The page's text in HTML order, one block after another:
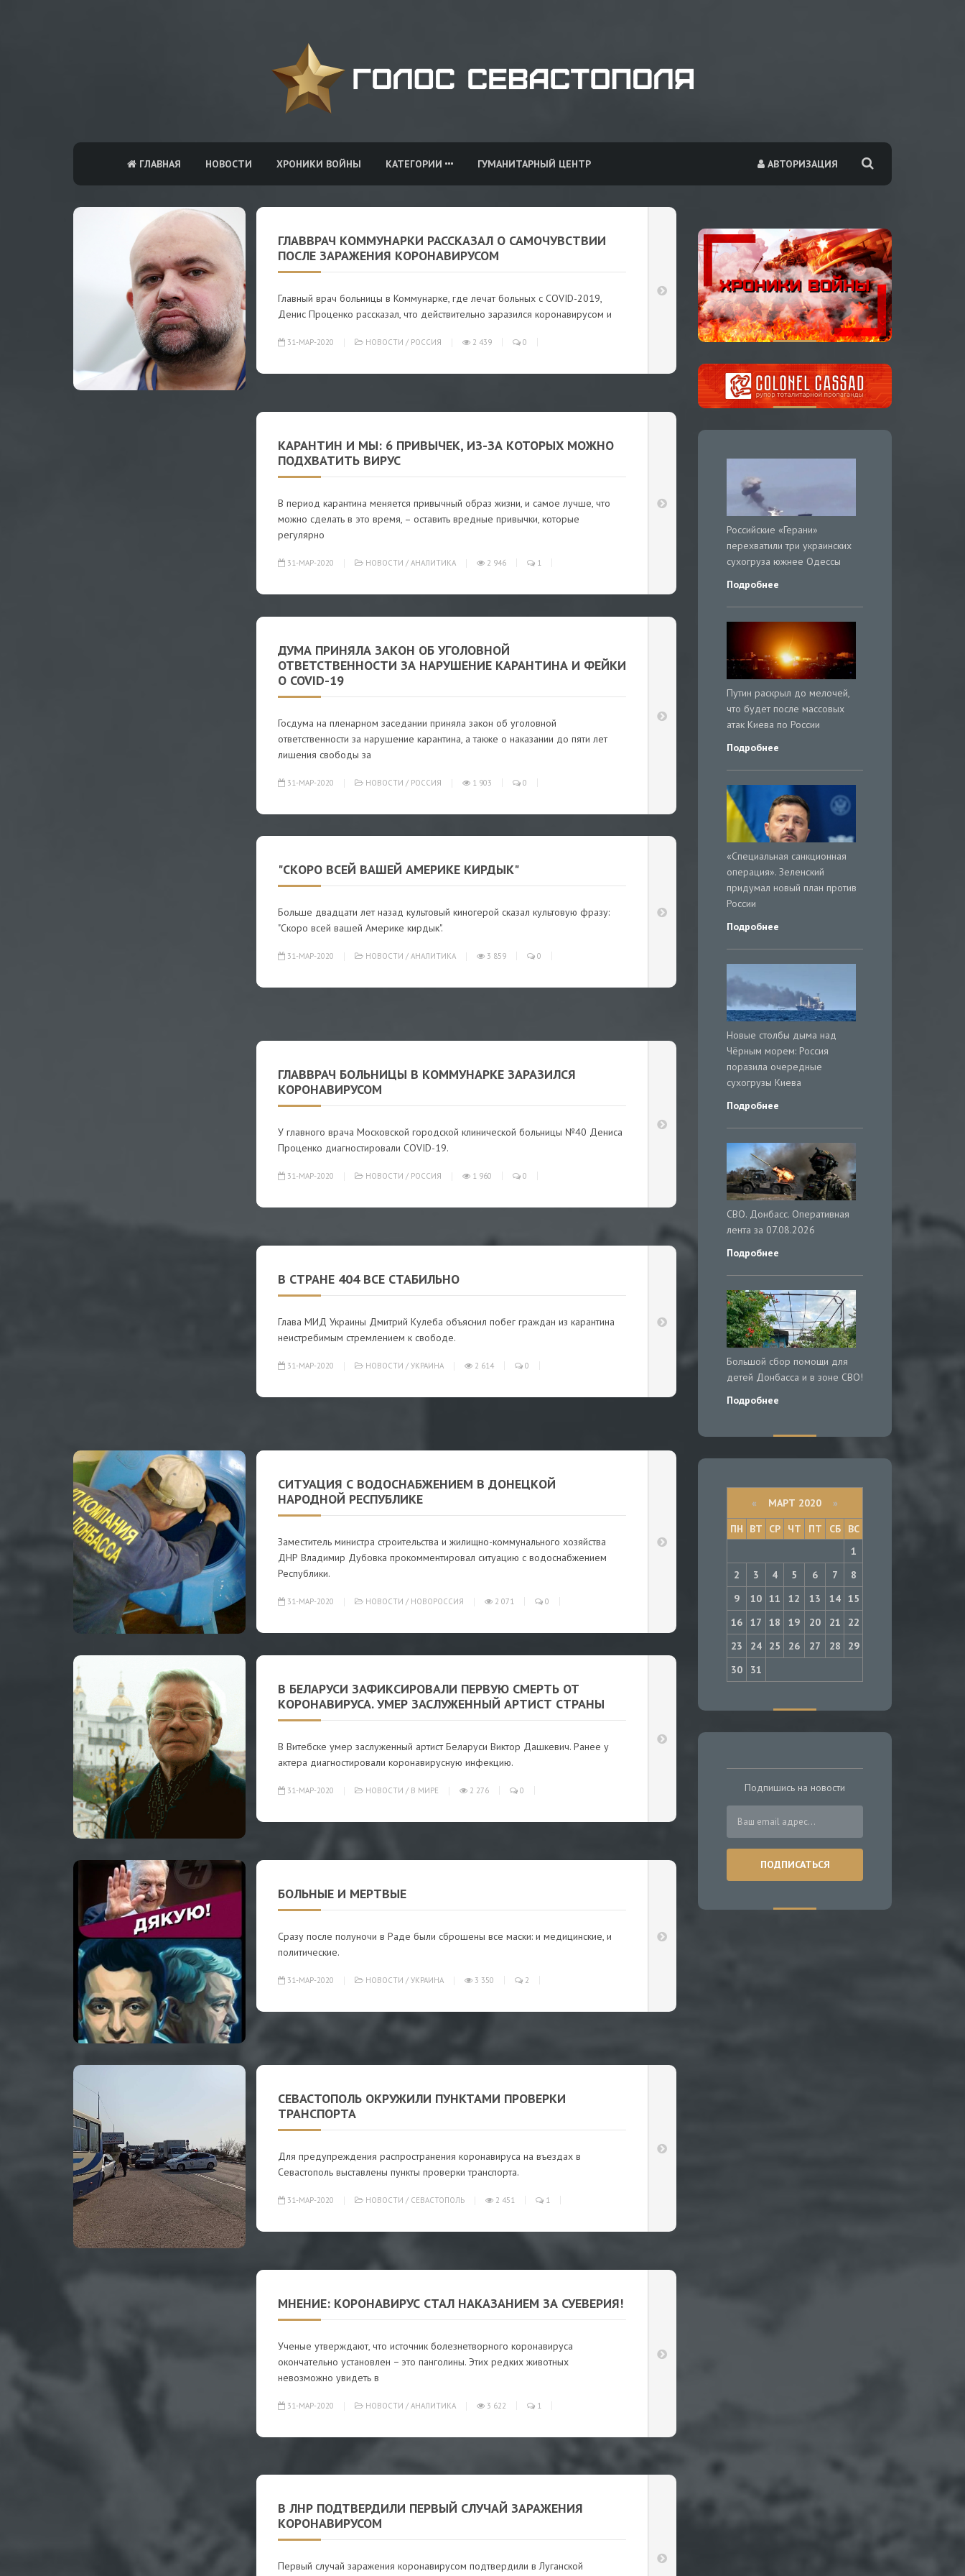
АВТОРИЗАЦИЯ
ГЛАВНАЯ НОВОСТИ ХРОНИКИ ВОЙНЫ КАТЕГОРИИ ГУМАНИТАРНЫЙ ЦЕНТР
ГЛАВВРАЧ КОММУНАРКИ РАССКАЗАЛ О САМОЧУВСТВИИ
ПОСЛЕ ЗАРАЖЕНИЯ КОРОНАВИРУСОМ
Главный врач больницы в Коммунарке, где лечат больных с COVID-2019,
Денис Проценко рассказал, что действительно заразился коронавирусом и
31-МАР-2020 НОВОСТИ / РОССИЯ 2 439 0
КАРАНТИН И МЫ: 6 ПРИВЫЧЕК, ИЗ-ЗА КОТОРЫХ МОЖНО
ПОДХВАТИТЬ ВИРУС
В период карантина меняется привычный образ жизни, и самое лучше, что
можно сделать в это время, – оставить вредные привычки, которые
регулярно
31-МАР-2020 НОВОСТИ / АНАЛИТИКА 2 946 1
ДУМА ПРИНЯЛА ЗАКОН ОБ УГОЛОВНОЙ
ОТВЕТСТВЕННОСТИ ЗА НАРУШЕНИЕ КАРАНТИНА И ФЕЙКИ
О COVID-19
Госдума на пленарном заседании приняла закон об уголовной
ответственности за нарушение карантина, а также о наказании до пяти лет
лишения свободы за
31-МАР-2020 НОВОСТИ / РОССИЯ 1 903 0
"СКОРО ВСЕЙ ВАШЕЙ АМЕРИКЕ КИРДЫК"
Больше двадцати лет назад культовый киногерой сказал культовую фразу:
"Скоро всей вашей Америке кирдык".
31-МАР-2020 НОВОСТИ / АНАЛИТИКА 3 859 0
ГЛАВВРАЧ БОЛЬНИЦЫ В КОММУНАРКЕ ЗАРАЗИЛСЯ
КОРОНАВИРУСОМ
У главного врача Московской городской клинической больницы №40 Дениса
Проценко диагностировали COVID-19.
31-МАР-2020 НОВОСТИ / РОССИЯ 1 960 0
В СТРАНЕ 404 ВСЕ СТАБИЛЬНО
Глава МИД Украины Дмитрий Кулеба объяснил побег граждан из карантина
неистребимым стремлением к свободе.
31-МАР-2020 НОВОСТИ / УКРАИНА 2 614 0
СИТУАЦИЯ С ВОДОСНАБЖЕНИЕМ В ДОНЕЦКОЙ
НАРОДНОЙ РЕСПУБЛИКЕ
Заместитель министра строительства и жилищно-коммунального хозяйства
ДНР Владимир Дубовка прокомментировал ситуацию с водоснабжением
Республики.
31-МАР-2020 НОВОСТИ / НОВОРОССИЯ 2 071 0
В БЕЛАРУСИ ЗАФИКСИРОВАЛИ ПЕРВУЮ СМЕРТЬ ОТ
КОРОНАВИРУСА. УМЕР ЗАСЛУЖЕННЫЙ АРТИСТ СТРАНЫ
В Витебске умер заслуженный артист Беларуси Виктор Дашкевич. Ранее у
актера диагностировали коронавирусную инфекцию.
31-МАР-2020 НОВОСТИ / В МИРЕ 2 276 0
БОЛЬНЫЕ И МЕРТВЫЕ
Сразу после полуночи в Раде были сброшены все маски: и медицинские, и
политические.
31-МАР-2020 НОВОСТИ / УКРАИНА 3 350 2
СЕВАСТОПОЛЬ ОКРУЖИЛИ ПУНКТАМИ ПРОВЕРКИ
ТРАНСПОРТА
Для предупреждения распространения коронавируса на въездах в
Севастополь выставлены пункты проверки транспорта.
31-МАР-2020 НОВОСТИ / СЕВАСТОПОЛЬ 2 451 1
МНЕНИЕ: КОРОНАВИРУС СТАЛ НАКАЗАНИЕМ ЗА СУЕВЕРИЯ!
Ученые утверждают, что источник болезнетворного коронавируса
окончательно установлен − это панголины. Этих редких животных
невозможно увидеть в
31-МАР-2020 НОВОСТИ / АНАЛИТИКА 3 622 1
В ЛНР ПОДТВЕРДИЛИ ПЕРВЫЙ СЛУЧАЙ ЗАРАЖЕНИЯ
КОРОНАВИРУСОМ
Первый случай заражения коронавирусом подтвердили в Луганской
Российские «Герани»
перехватили три украинских
сухогруза южнее Одессы
Подробнее
Путин раскрыл до мелочей,
что будет после массовых
атак Киева по России
Подробнее
«Специальная санкционная
операция». Зеленский
придумал новый план против
России
Подробнее
Новые столбы дыма над
Чёрным морем: Россия
поразила очередные
сухогрузы Киева
Подробнее
СВО. Донбасс. Оперативная
лента за 07.08.2026
Подробнее
Большой сбор помощи для
детей Донбасса и в зоне СВО!
Подробнее
« МАРТ 2020 »
ПН
ВТ СР ЧТ ПТ СБ
ВС
1
2
3 4 5 6 7
8
9
10 11 12 13 14 15
16
17 18 19 20 21
22
23
24 25 26 27 28
29
30
31
Подпишись на новости